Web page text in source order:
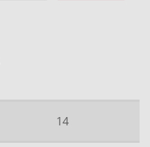
14